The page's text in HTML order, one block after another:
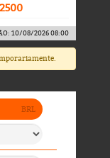
10/08/2026 08:00